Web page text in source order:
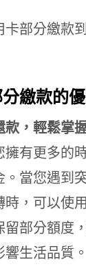
卡部分繳款
繳款的優
款，輕鬆掌
擁有更多的
。當您遇到
時，可以使
留部分額度
響生活品質。